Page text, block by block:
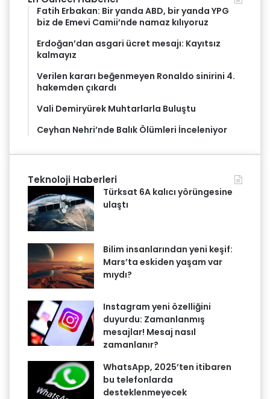
Fatih Erbakan: Bir yanda ABD, bir yanda YPG
biz de Emevi Camii’nde namaz kılıyoruz
Erdoğan’dan asgari ücret mesajı: Kayıtsız
kalmayız
Verilen kararı beğenmeyen Ronaldo sinirini 4.
hakemden çıkardı
Vali Demiryürek Muhtarlarla Buluştu
Ceyhan Nehri’nde Balık Ölümleri İnceleniyor
Teknoloji Haberleri
Türksat 6A kalıcı yörüngesine
ulaştı
Bilim insanlarından yeni keşif:
Mars’ta eskiden yaşam var
mıydı?
Instagram yeni özelliğini
duyurdu: Zamanlanmış
mesajlar! Mesaj nasıl
zamanlanır?
WhatsApp, 2025’ten itibaren
bu telefonlarda
desteklenmeyecek